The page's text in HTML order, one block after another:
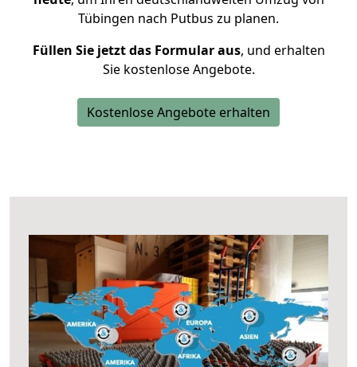
Tübingen nach Putbus zu planen.
Füllen Sie jetzt das Formular aus, und erhalten
Sie kostenlose Angebote.
Kostenlose Angebote erhalten